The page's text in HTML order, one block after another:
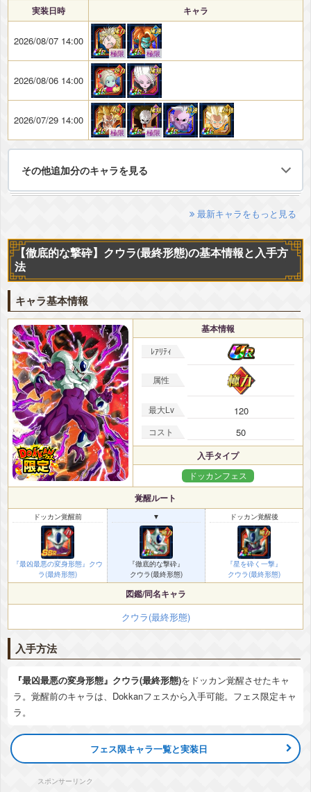
実装日時 キャラ
2026/08/07 14:00
極限 極限
2026/08/06 14:00
2026/07/29 14:00
極限 極限
その他追加分のキャラを見る
最新キャラをもっと見る
【徹底的な撃砕】クウラ(最終形態)の基本情報と入手方
法
キャラ基本情報
基本情報
ﾚｱﾘﾃｨ
属性
最大Lv 120
コスト 50
入手タイプ
ドッカンフェス
覚醒ルート
ドッカン覚醒前
『最凶最悪の変身形態』クウ
ラ(最終形態)
▼
『徹底的な撃砕』
クウラ(最終形態)
ドッカン覚醒後
『星を砕く一撃』
クウラ(最終形態)
図鑑/同名キャラ
クウラ(最終形態)
入手方法
『最凶最悪の変身形態』クウラ(最終形態)をドッカン覚醒させたキャ
ラ。覚醒前のキャラは、Dokkanフェスから入手可能。フェス限定キャ
ラ。
フェス限キャラ一覧と実装日
スポンサーリンク